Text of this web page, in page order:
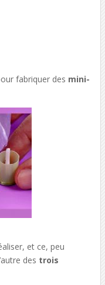
fabriquer des mini-
et ce, peu
des trois